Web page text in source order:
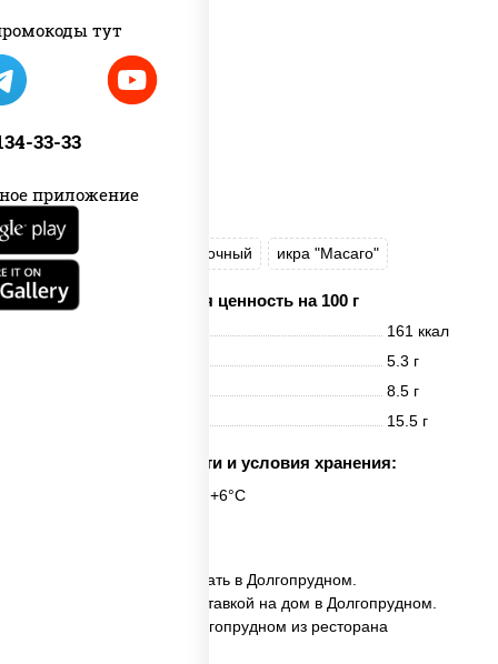
тут
33-33
приложение
рис сыр сливочный икра "Масаго"
Пищевая ценность на 100 г
161 ккал
5.3 г
8.5 г
15.5 г
Срок годности и условия хранения:
6 часов при t° от +2°C до +6°C
✅ Калифорния Чиз заказать в Долгопрудном.
✅ Калифорния Чиз с доставкой на дом в Долгопрудном.
✅ Калифорния Чиз в Долгопрудном из ресторана